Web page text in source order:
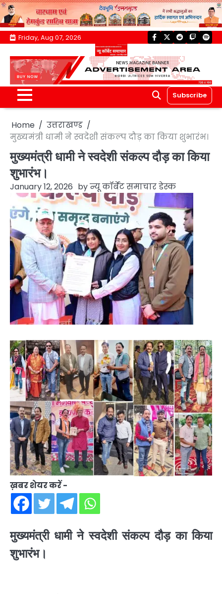
Skip
content
Friday, Aug 07, 2026 facebook
twitterreddittwitch
Subscribe
Home
उत्तराखण्ड
मुख्यमंत्री धामी ने स्वदेशी संकल्प दौड़ का किया शुभारंभ।
मुख्यमंत्री धामी ने स्वदेशी संकल्प दौड़ का किया
शुभारंभ।
January 12, 2026 byन्यू कॉर्बेट समाचार डेस्क
ख़बर शेयर करें -
मुख्यमंत्री धामी ने स्वदेशी संकल्प दौड़ का किया
शुभारंभ।